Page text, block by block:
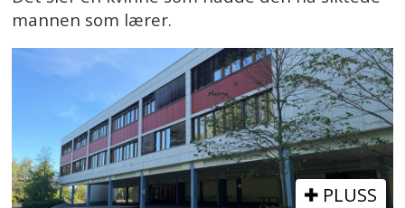
mannen som lærer.
PLUSS